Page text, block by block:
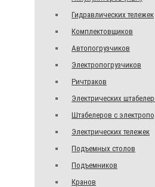
Гидравлических тележек
Комплектовщиков
Автопогрузчиков
Электропогрузчиков
Ричтраков
Электрических
Штабелеров с
Электрических тележек
Подъемных столов
Подъемников
Кранов